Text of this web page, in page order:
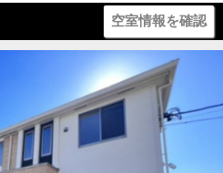
空室情報を確認